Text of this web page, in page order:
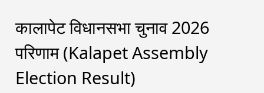
कालापेट विधानसभा चुनाव 2026
परिणाम (Kalapet Assembly
Election Result)